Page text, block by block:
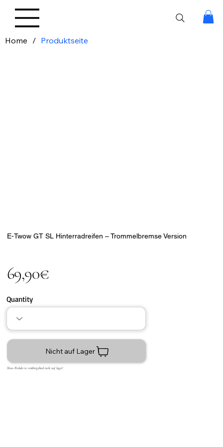
Home / Produktseite
E-Twow GT SL Hinterradreifen – Trommelbremse Version
69,90€
Quantity
Nicht auf Lager
Dieses Produkt ist vorübergehend nicht auf Lager!